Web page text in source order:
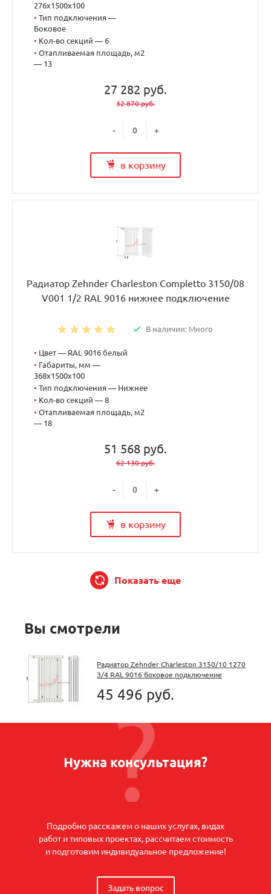
276x1500x100
• Тип подключения —
Боковое
• Кол-во секций — 6
• Отапливаемая площадь, м2
— 13
27 282 руб.
32 870 руб.
- +
в корзину
Радиатор Zehnder Charleston Completto 3150/08
V001 1/2 RAL 9016 нижнее подключение
В наличии: Много
• Цвет — RAL 9016 белый
• Габариты, мм —
368x1500x100
• Тип подключения — Нижнее
• Кол-во секций — 8
• Отапливаемая площадь, м2
— 18
51 568 руб.
62 130 руб.
- +
в корзину
Показать еще
Вы смотрели
Радиатор Zehnder Charleston 3150/10 1270
3/4 RAL 9016 боковое подключение
45 496 руб.
Нужна консультация?
Подробно расскажем о наших услугах, видах
работ и типовых проектах, рассчитаем стоимость
и подготовим индивидуальное предложение!
Задать вопрос